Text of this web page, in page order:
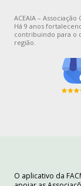
ACEAIA –
Há 9 anos
contribuindo para o
região.
O aplicativo da